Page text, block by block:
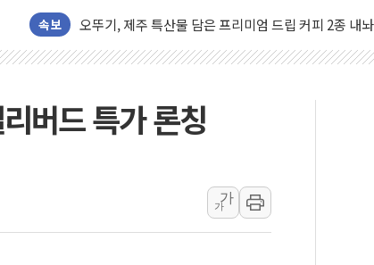
속보
신세계사이먼, 전국 아울렛서 '썸머 클리어런스 딜'
외국인 국내 주식 316억달러 팔았지만, 6월 경상수지
정동영 '2국가론' 제동 걸리나...李 대통령 "논쟁 여지"
LF 아떼, 미국 매출 42배 '점프'…K-뷰티 신규 전략시장
"곤드레도 AI로 판다"…성신여대, 영월 소상공인 디지
공개 사의 정성호에 "잘 버티라" 만류한 李대통령…"
[금/유가] 국채금리 하락·이란 협상 기대에 금값 4%
버드 특가 론칭
가
가